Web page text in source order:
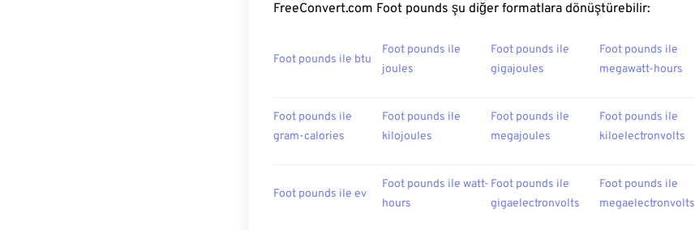
FreeConvert.com Foot pounds şu diğer formatlara dönüştürebilir:
Foot pounds ile btu
Foot pounds ile
joules
Foot pounds ile
gigajoules
Foot pounds ile
megawatt-hours
Foot pounds ile
gram-calories
Foot pounds ile
kilojoules
Foot pounds ile
megajoules
Foot pounds ile
kiloelectronvolts
Foot pounds ile ev
Foot pounds ile watt-
hours
Foot pounds ile
gigaelectronvolts
Foot pounds ile
megaelectronvolts